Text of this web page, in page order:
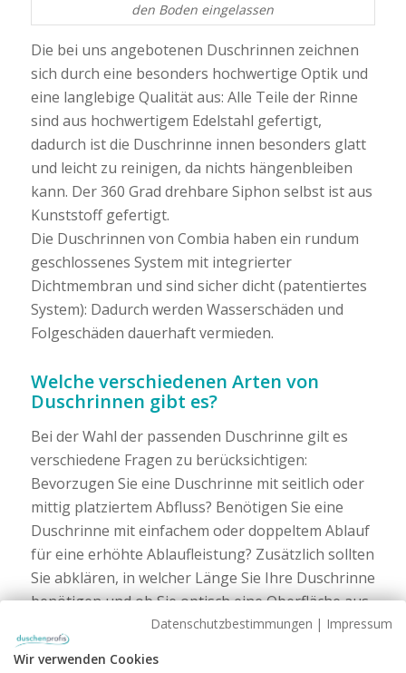
den Boden eingelassen
Die bei uns angebotenen Duschrinnen zeichnen
sich durch eine besonders hochwertige Optik und
eine langlebige Qualität aus: Alle Teile der Rinne
sind aus hochwertigem Edelstahl gefertigt,
dadurch ist die Duschrinne innen besonders glatt
und leicht zu reinigen, da nichts hängenbleiben
kann. Der 360 Grad drehbare Siphon selbst ist aus
Kunststoff gefertigt.
Die Duschrinnen von Combia haben ein rundum
geschlossenes System mit integrierter
Dichtmembran und sind sicher dicht (patentiertes
System): Dadurch werden Wasserschäden und
Folgeschäden dauerhaft vermieden.
Welche verschiedenen Arten von
Duschrinnen gibt es?
Bei der Wahl der passenden Duschrinne gilt es
verschiedene Fragen zu berücksichtigen:
Bevorzugen Sie eine Duschrinne mit seitlich oder
mittig platziertem Abfluss? Benötigen Sie eine
Duschrinne mit einfachem oder doppeltem Ablauf
für eine erhöhte Ablaufleistung? Zusätzlich sollten
Sie abklären, in welcher Länge Sie Ihre Duschrinne
benötigen und ob Sie optisch eine Oberfläche aus
mattem oder poliertem Edelstahl präferieren.
Unsere Duschrinnen sind standardmäßig in
Datenschutzbestimmungen | Impressum
Wir verwenden Cookies